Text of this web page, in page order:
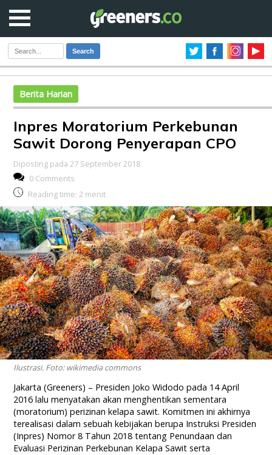
Search
Berita Harian
Inpres Moratorium Perkebunan
Sawit Dorong Penyerapan CPO
Diposting pada 27 September 2018
0 Comments
Reading time: 2 menit
Ilustrasi. Foto: wikimedia commons
Jakarta (Greeners) – Presiden Joko Widodo pada 14 April
2016 lalu menyatakan akan menghentikan sementara
(moratorium) perizinan kelapa sawit. Komitmen ini akhirnya
terealisasi dalam sebuah kebijakan berupa Instruksi Presiden
(Inpres) Nomor 8 Tahun 2018 tentang Penundaan dan
Evaluasi Perizinan Perkebunan Kelapa Sawit serta